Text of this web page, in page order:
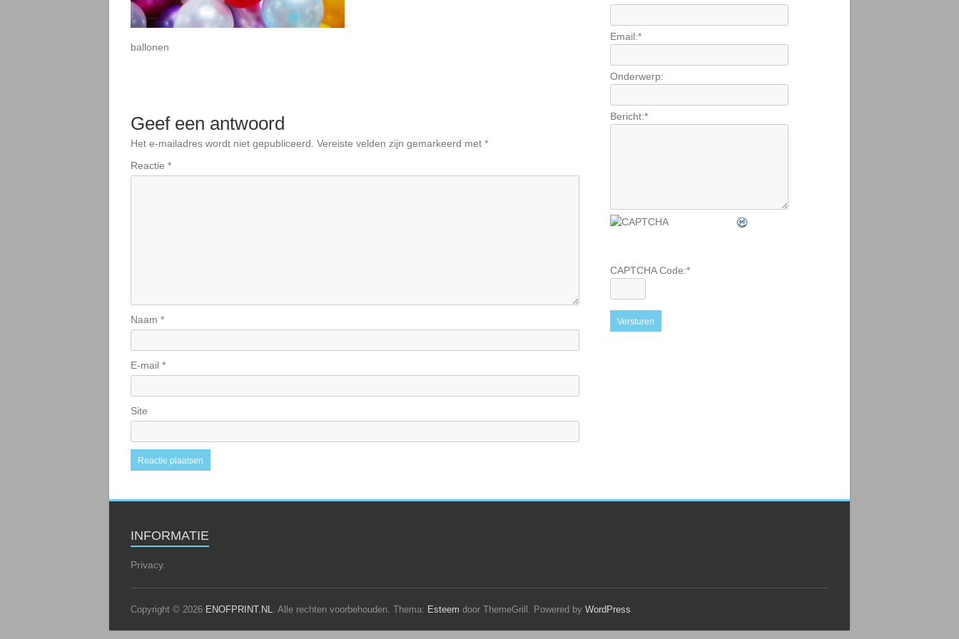
ballonen
Geef een antwoord
Het e-mailadres wordt niet gepubliceerd. Vereiste velden zijn gemarkeerd met *
Reactie *
Naam *
E-mail *
Site
Email:*
Onderwerp:
Bericht:*
CAPTCHA Code:*
INFORMATIE
Privacy.
Copyright © 2026 ENOFPRINT.NL. Alle rechten voorbehouden. Thema: Esteem door ThemeGrill. Powered by WordPress.